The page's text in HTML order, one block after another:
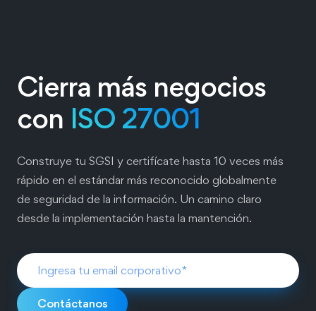
Cierra más negocios
con ISO 27001
Construye tu SGSI y certifícate hasta 10 veces más
rápido en el estándar más reconocido globalmente
de seguridad de la información. Un camino claro
desde la implementación hasta la mantención.